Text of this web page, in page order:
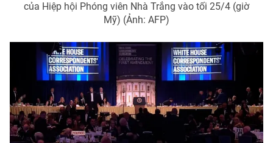
của Hiệp hội Phóng viên Nhà Trắng vào tối 25/4 (giờ
Mỹ) (Ảnh: AFP)